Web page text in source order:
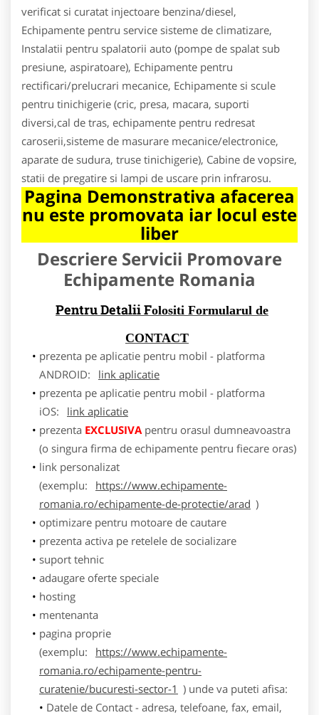
verificat si curatat injectoare benzina/diesel,
Echipamente pentru service sisteme de climatizare,
Instalatii pentru spalatorii auto (pompe de spalat sub
presiune, aspiratoare), Echipamente pentru
rectificari/prelucrari mecanice, Echipamente si scule
pentru tinichigerie (cric, presa, macara, suporti
diversi,cal de tras, echipamente pentru redresat
caroserii,sisteme de masurare mecanice/electronice,
aparate de sudura, truse tinichigerie), Cabine de vopsire,
statii de pregatire si lampi de uscare prin infrarosu.
Pagina Demonstrativa afacerea
nu este promovata iar locul este
liber
Descriere Servicii Promovare
Echipamente Romania
Pentru Detalii Folositi Formularul de
CONTACT
prezenta pe aplicatie pentru mobil - platforma
ANDROID:
link aplicatie
prezenta pe aplicatie pentru mobil - platforma
iOS:
link aplicatie
prezenta EXCLUSIVApentru orasul dumneavoastra
(o singura firma de echipamente pentru fiecare oras)
link personalizat
(exemplu:
https://www.echipamente-
romania.ro/echipamente-de-protectie/arad )
optimizare pentru motoare de cautare
prezenta activa pe retelele de socializare
suport tehnic
adaugare oferte speciale
hosting
mentenanta
pagina proprie
(exemplu:
https://www.echipamente-
romania.ro/echipamente-pentru-
curatenie/bucuresti-sector-1 ) unde va puteti afisa:
Datele de Contact - adresa, telefoane, fax, email,